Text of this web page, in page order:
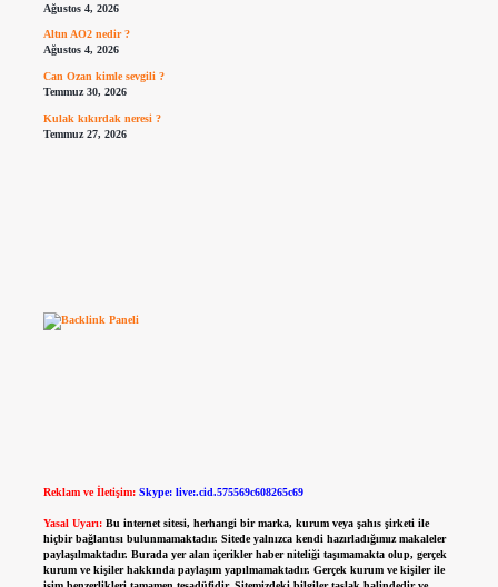
Ağustos 4, 2026
Altın AO2 nedir ?
Ağustos 4, 2026
Can Ozan kimle sevgili ?
Temmuz 30, 2026
Kulak kıkırdak neresi ?
Temmuz 27, 2026
Reklam ve İletişim: Skype: live:.cid.575569c608265c69
Yasal Uyarı: Bu internet sitesi, herhangi bir marka, kurum veya şahıs şirketi ile
hiçbir bağlantısı bulunmamaktadır. Sitede yalnızca kendi hazırladığımız makaleler
paylaşılmaktadır. Burada yer alan içerikler haber niteliği taşımamakta olup, gerçek
kurum ve kişiler hakkında paylaşım yapılmamaktadır. Gerçek kurum ve kişiler ile